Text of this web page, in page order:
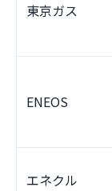
東京ガス
ENEOS
エネクル